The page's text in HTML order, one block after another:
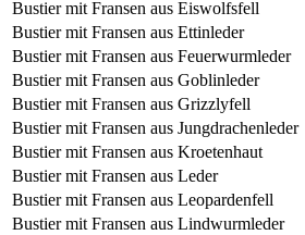
Bustier mit Fransen aus Eiswolfsfell
Bustier mit Fransen aus Ettinleder
Bustier mit Fransen aus Feuerwurmleder
Bustier mit Fransen aus Goblinleder
Bustier mit Fransen aus Grizzlyfell
Bustier mit Fransen aus Jungdrachenleder
Bustier mit Fransen aus Kroetenhaut
Bustier mit Fransen aus Leder
Bustier mit Fransen aus Leopardenfell
Bustier mit Fransen aus Lindwurmleder